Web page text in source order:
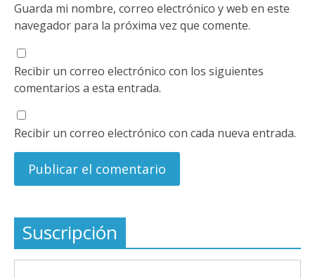
Guarda mi nombre, correo electrónico y web en este
navegador para la próxima vez que comente.
Recibir un correo electrónico con los siguientes
comentarios a esta entrada.
Recibir un correo electrónico con cada nueva entrada.
Suscripción